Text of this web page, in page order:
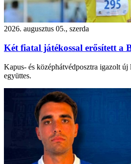
2026. augusztus 05., szerda
Két fiatal játékossal erősített a
Kapus- és középhátvédposztra igazolt
együttes.